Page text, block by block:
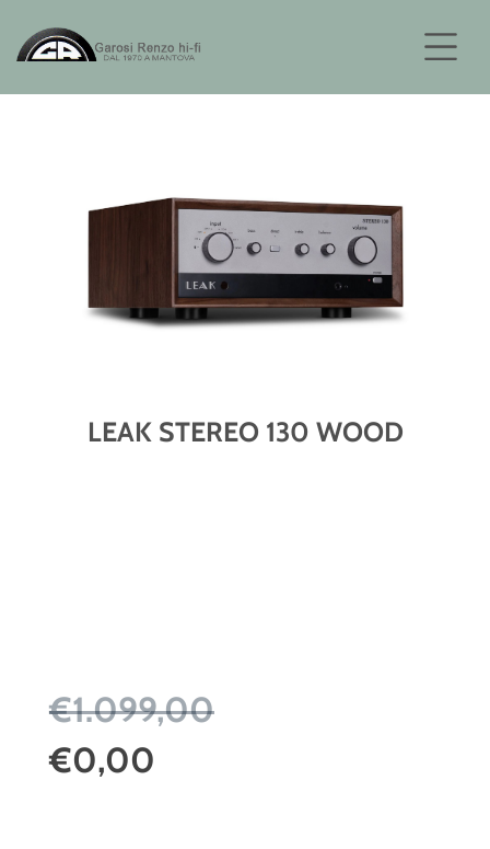
LEAK STEREO 130 WOOD
€1.099,00
€0,00